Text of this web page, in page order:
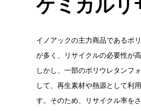
ケミカルリ
イノアックの主力商品であるポ
が多く、リサイクルの必要性が高
しかし、一部のポリウレタンフ
して、再生素材や熱源として利
す。そのため、リサイクル率を